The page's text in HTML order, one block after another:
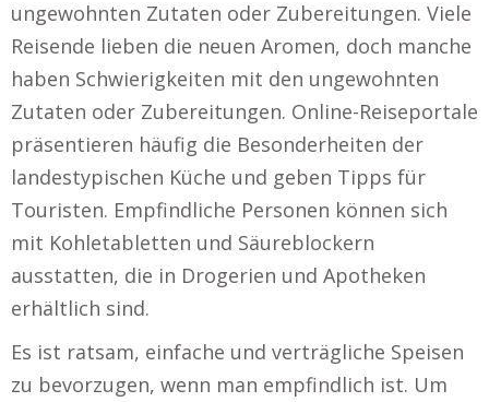
ungewohnten Zutaten oder Zubereitungen. Viele
Reisende lieben die neuen Aromen, doch manche
haben Schwierigkeiten mit den ungewohnten
Zutaten oder Zubereitungen. Online-Reiseportale
präsentieren häufig die Besonderheiten der
landestypischen Küche und geben Tipps für
Touristen. Empfindliche Personen können sich
mit Kohletabletten und Säureblockern
ausstatten, die in Drogerien und Apotheken
erhältlich sind.
Es ist ratsam, einfache und verträgliche Speisen
zu bevorzugen, wenn man empfindlich ist. Um